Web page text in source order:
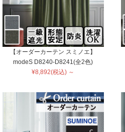
【オーダーカーテン スミノエ】
modeS D8240-D8241(全2色)
¥8,892(税込) ～